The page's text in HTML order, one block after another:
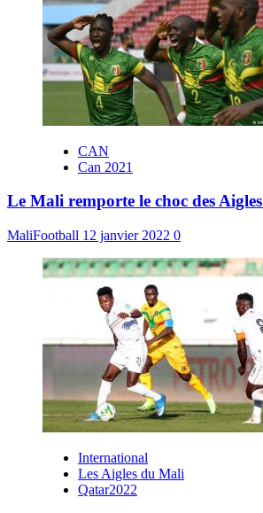
CAN
Can 2021
Le Mali remporte le choc des
MaliFootball 12 janvier 2022 0
International
Les Aigles du Mali
Qatar2022